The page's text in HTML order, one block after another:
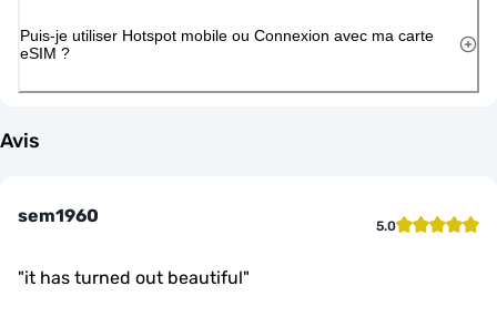
Puis-je utiliser Hotspot mobile ou Connexion avec ma carte
eSIM ?
Avis
sem1960 5.0
"it has turned out beautiful"